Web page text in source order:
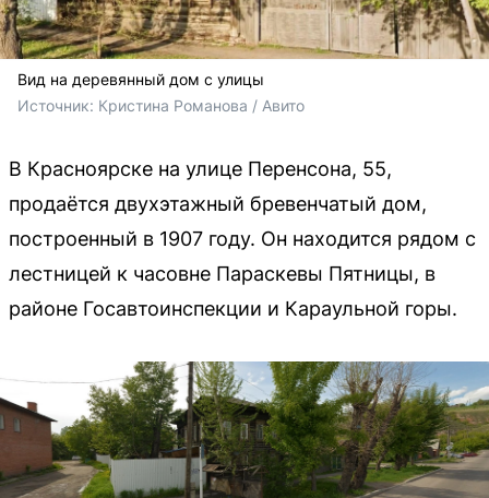
Вид на деревянный дом с улицы
Источник: Кристина Романова / Авито
В Красноярске на улице Перенсона, 55,
продаётся двухэтажный бревенчатый дом,
построенный в 1907 году. Он находится рядом с
лестницей к часовне Параскевы Пятницы, в
районе Госавтоинспекции и Караульной горы.